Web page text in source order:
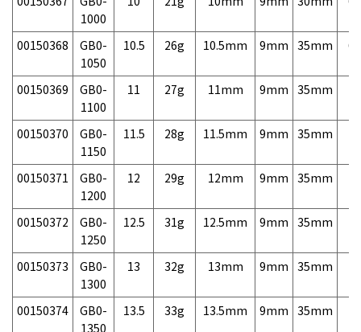
1000
00150368
GB0-
1050
10.5 26g 10.5mm 9mm 35mm
00150369
GB0-
1100
11 27g 11mm 9mm 35mm
00150370
GB0-
1150
11.5 28g 11.5mm 9mm 35mm
00150371
GB0-
1200
12 29g 12mm 9mm 35mm
00150372
GB0-
1250
12.5 31g 12.5mm 9mm 35mm
00150373
GB0-
1300
13 32g 13mm 9mm 35mm
00150374
GB0-
1350
13.5 33g 13.5mm 9mm 35mm